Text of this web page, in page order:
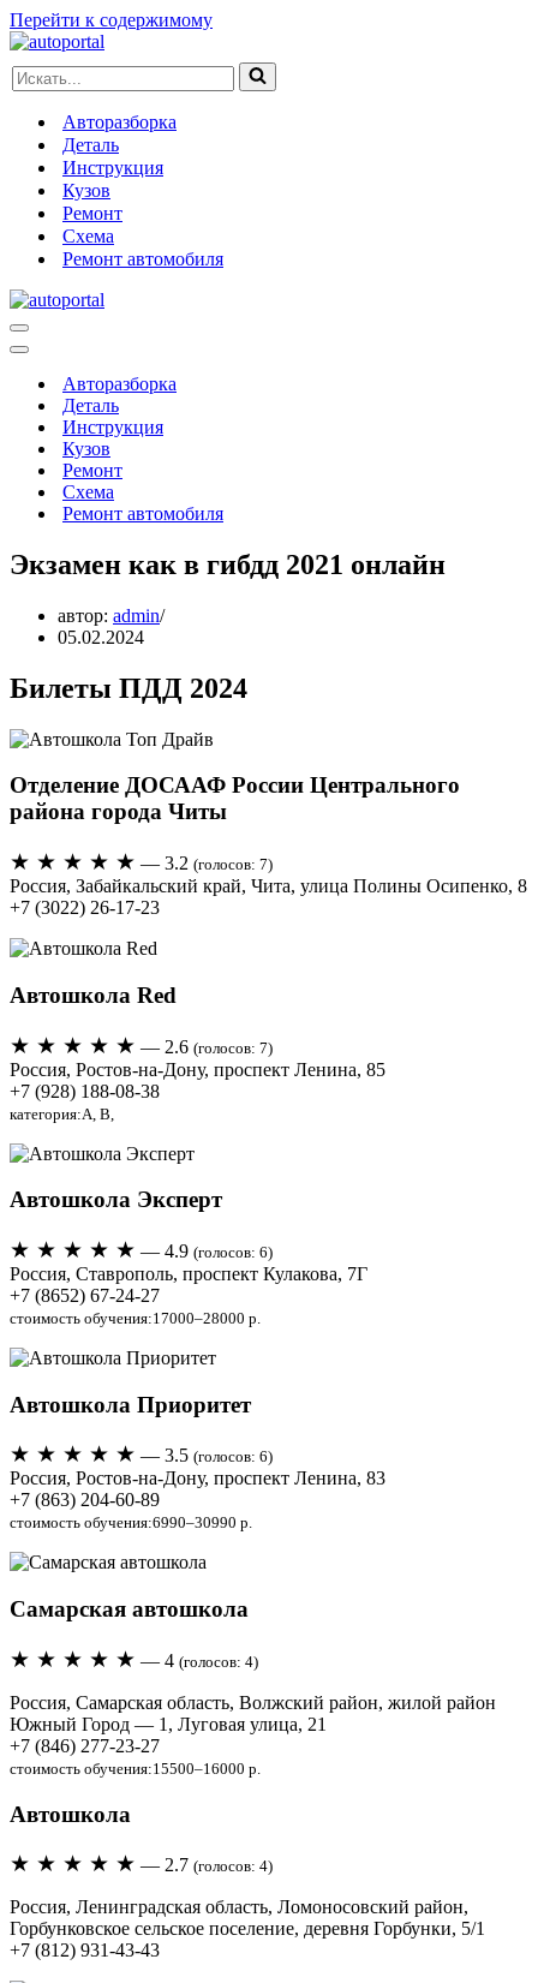
Перейти к содержимому
Искать...
Авторазборка
Деталь
Инструкция
Кузов
Ремонт
Схема
Ремонт автомобиля
Меню
навигации
Меню
навигацииАвторазборка
Деталь
Инструкция
Кузов
Ремонт
Схема
Ремонт автомобиля
Экзамен как в гибдд 2021 онлайн
автор: admin
05.02.2024
Билеты ПДД 2024
Отделение ДОСААФ России Центрального
района города Читы
★ ★ ★ ★ ★ — 3.2 (голосов: 7)
Россия, Забайкальский край, Чита, улица Полины Осипенко, 8
+7 (3022) 26-17-23
Автошкола Red
★ ★ ★ ★ ★ — 2.6 (голосов: 7)
Россия, Ростов-на-Дону, проспект Ленина, 85
+7 (928) 188-08-38
категория:A, B,
Автошкола Эксперт
★ ★ ★ ★ ★ — 4.9 (голосов: 6)
Россия, Ставрополь, проспект Кулакова, 7Г
+7 (8652) 67-24-27
стоимость обучения:17000–28000 р.
Автошкола Приоритет
★ ★ ★ ★ ★ — 3.5 (голосов: 6)
Россия, Ростов-на-Дону, проспект Ленина, 83
+7 (863) 204-60-89
стоимость обучения:6990–30990 р.
Самарская автошкола
★ ★ ★ ★ ★ — 4 (голосов: 4)
Россия, Самарская область, Волжский район, жилой район
Южный Город — 1, Луговая улица, 21
+7 (846) 277-23-27
стоимость обучения:15500–16000 р.
Автошкола
★ ★ ★ ★ ★ — 2.7 (голосов: 4)
Россия, Ленинградская область, Ломоносовский район,
Горбунковское сельское поселение, деревня Горбунки, 5/1
+7 (812) 931-43-43